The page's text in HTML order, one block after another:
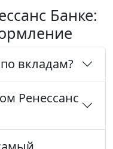
Банке:
вкладам?
Ренессанс